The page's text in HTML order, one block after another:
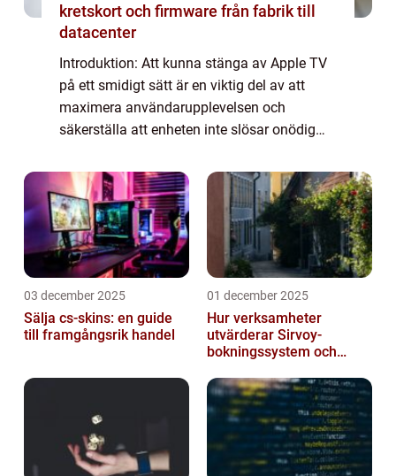
kretskort och firmware från fabrik till
datacenter
Introduktion: Att kunna stänga av Apple TV
på ett smidigt sätt är en viktig del av att
maximera användarupplevelsen och
säkerställa att enheten inte slösar onödig
grundlig översikt av hur du kan stänga av
A...
03 december 2025
Sälja cs-skins: en guide
till framgångsrik handel
01 december 2025
Hur verksamheter
utvärderar Sirvoy-
bokningssystem och